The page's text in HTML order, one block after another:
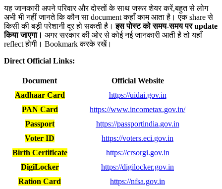
यह जानकारी अपने परिवार और दोस्तों के साथ जरूर शेयर करें,बहुत से लोग
अभी भी नहीं जानते कि कौन सा document कहाँ काम आता है। एक share से
किसी की बड़ी परेशानी दूर हो सकती है।इस पोस्ट को समय-समय पर update
किया जाएगा। अगर सरकार की ओर से कोई नई जानकारी आती है तो यहाँ
reflect होगी। Bookmark करके रखें।
Direct Official Links:
Document
Official Website
Aadhaar Card
https://uidai.gov.in
PAN Card
https://www.incometax.gov.in/
Passport
https://passportindia.gov.in
Voter ID
https://voters.eci.gov.in
Birth Certificate
https://crsorgi.gov.in
DigiLocker
https://digilocker.gov.in
Ration Card
https://nfsa.gov.in